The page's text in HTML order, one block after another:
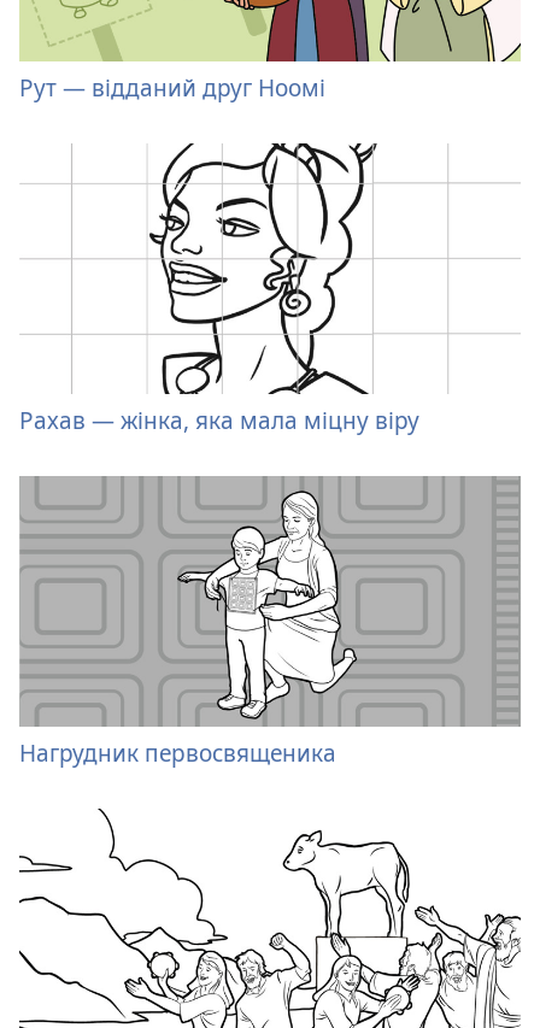
Рут — відданий друг Ноомі
Рахав — жінка, яка мала міцну віру
Нагрудник первосвященика